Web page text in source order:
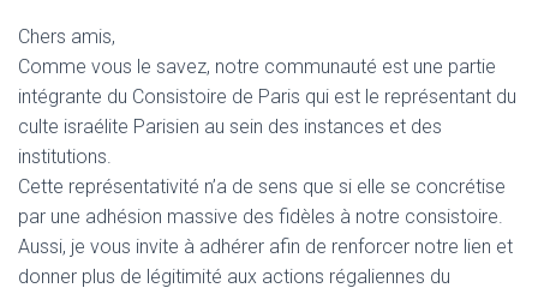
Chers amis,
Comme vous le savez, notre communauté est une partie
intégrante du Consistoire de Paris qui est le représentant du
culte israélite Parisien au sein des instances et des
institutions.
Cette représentativité n’a de sens que si elle se concrétise
par une adhésion massive des fidèles à notre consistoire.
Aussi, je vous invite à adhérer afin de renforcer notre lien et
donner plus de légitimité aux actions régaliennes du